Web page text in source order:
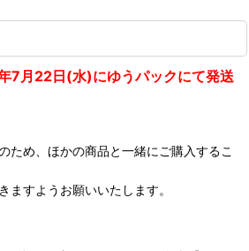
7月22日(水)にゆうパックにて発送
ため、ほかの商品と一緒にご購入するこ
ますようお願いいたします。